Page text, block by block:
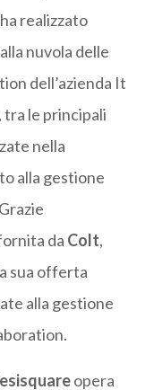
realizzato
nuvola delle
dell’azienda It
tra le principali
nella
alla gestione
da Colt,
sua offerta
alla gestione
opera